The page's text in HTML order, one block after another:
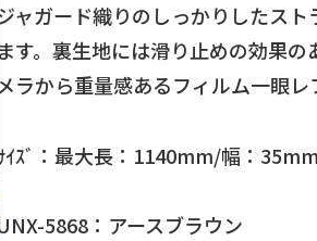
ャガード織りのしっかりしたス
ます。裏生地には滑り止めの効果
ラから重量感あるフィルム一眼レ
ｲｽﾞ：最大長：1140mm/幅：
5868：アースブラウン